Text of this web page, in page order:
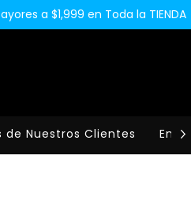
a $1,999 en Toda la TIENDA
de Nuestros Clientes Envios